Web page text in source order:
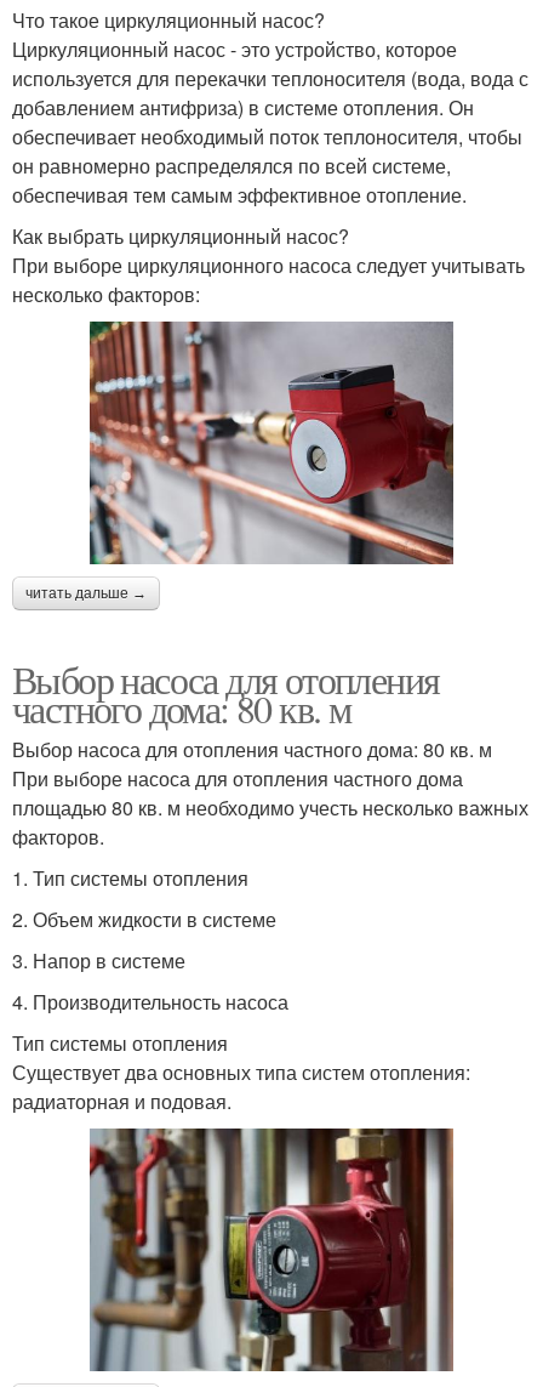
Что такое циркуляционный насос?
Циркуляционный насос - это устройство, которое
используется для перекачки теплоносителя (вода, вода с
добавлением антифриза) в системе отопления. Он
обеспечивает необходимый поток теплоносителя, чтобы
он равномерно распределялся по всей системе,
обеспечивая тем самым эффективное отопление.
Как выбрать циркуляционный насос?
При выборе циркуляционного насоса следует учитывать
несколько факторов:
читать дальше →
Выбор насоса для отопления
частного дома: 80 кв. м
Выбор насоса для отопления частного дома: 80 кв. м
При выборе насоса для отопления частного дома
площадью 80 кв. м необходимо учесть несколько важных
факторов.
1. Тип системы отопления
2. Объем жидкости в системе
3. Напор в системе
4. Производительность насоса
Тип системы отопления
Существует два основных типа систем отопления:
радиаторная и подовая.